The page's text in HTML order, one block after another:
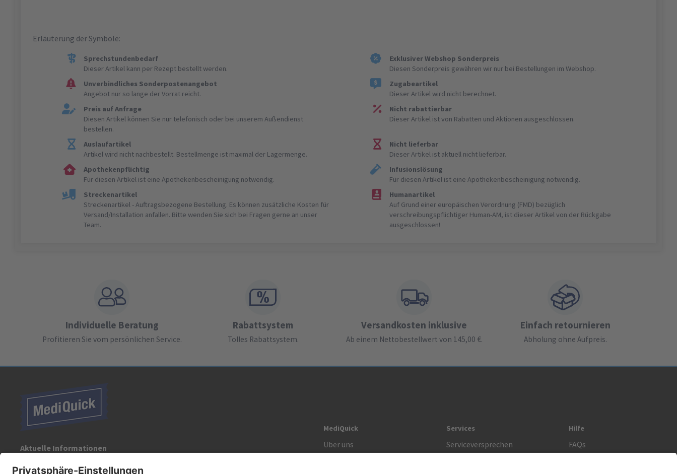
Erläuterung der Symbole:
Sprechstundenbedarf
Dieser Artikel kann per Rezept bestellt werden.
Exklusiver Webshop Sonderpreis
Diesen Sonderpreis gewähren wir nur bei Bestellungen im Webshop.
Unverbindliches Sonderpostenangebot
Angebot nur so lange der Vorrat reicht.
Zugabeartikel
Dieser Artikel wird nicht berechnet.
Preis auf Anfrage
Diesen Artikel können Sie nur telefonisch oder bei unserem Außendienst
bestellen.
Nicht rabattierbar
Dieser Artikel ist von Rabatten und Aktionen ausgeschlossen.
Auslaufartikel
Artikel wird nicht nachbestellt. Bestellmenge ist maximal der Lagermenge.
Nicht lieferbar
Dieser Artikel ist aktuell nicht lieferbar.
Apothekenpflichtig
Für diesen Artikel ist eine Apothekenbescheinigung notwendig.
Infusionslösung
Für diesen Artikel ist eine Apothekenbescheinigung notwendig.
Streckenartikel
Streckenartikel - Auftragsbezogene Bestellung. Es können zusätzliche Kosten für
Versand/Installation anfallen. Bitte wenden Sie sich bei Fragen gerne an unser
Team.
Humanartikel
Auf Grund einer europäischen Verordnung (FMD) bezüglich
verschreibungspflichtiger Human-AM, ist dieser Artikel von der Rückgabe
ausgeschlossen!
Individuelle Beratung
Profitieren Sie vom persönlichen Service.
Rabattsystem
Tolles Rabattsystem.
Versandkosten inklusive
Ab einem Nettobestellwert von 145,00 €.
Einfach retournieren
Abholung ohne Aufpreis.
Aktuelle Informationen
MediQuick
Über uns
Services
Serviceversprechen
Hilfe
FAQs